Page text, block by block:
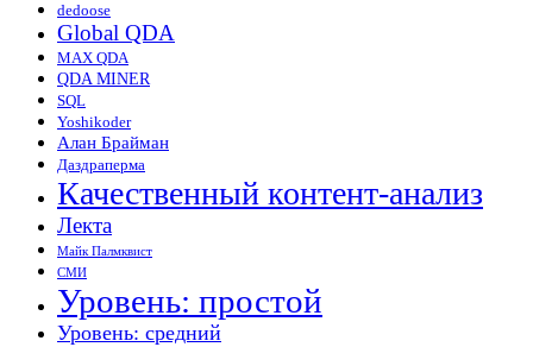
dedoose
Global QDA
MAX QDA
QDA MINER
SQL
Yoshikoder
Алан Брайман
Даздраперма
Качественный контент-анализ
Лекта
Майк Палмквист
СМИ
Уровень: простой
Уровень: средний